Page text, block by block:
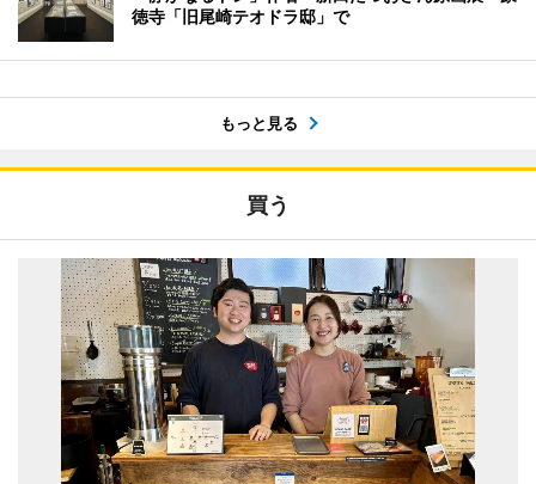
徳寺「旧尾崎テオドラ邸」で
もっと見る
買う